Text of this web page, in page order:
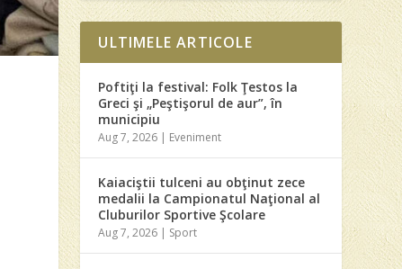
ULTIMELE ARTICOLE
Poftiţi la festival: Folk Ţestos la
Greci şi „Peştişorul de aur”, în
municipiu
Aug 7, 2026 | Eveniment
Kaiaciştii tulceni au obţinut zece
medalii la Campionatul Naţional al
Cluburilor Sportive Şcolare
Aug 7, 2026 | Sport